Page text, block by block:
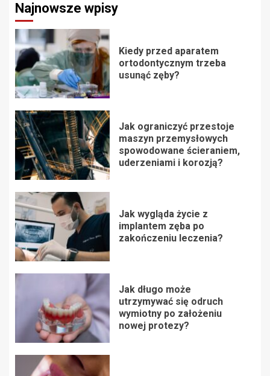
Najnowsze wpisy
Kiedy przed aparatem
ortodontycznym trzeba
usunąć zęby?
Jak ograniczyć przestoje
maszyn przemysłowych
spowodowane ścieraniem,
uderzeniami i korozją?
Jak wygląda życie z
implantem zęba po
zakończeniu leczenia?
Jak długo może
utrzymywać się odruch
wymiotny po założeniu
nowej protezy?